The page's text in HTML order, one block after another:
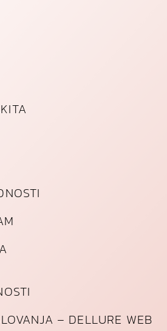
– DELLURE WEB